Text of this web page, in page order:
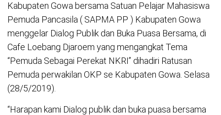
Kabupaten Gowa bersama Satuan Pelajar Mahasiswa
Pemuda Pancasila ( SAPMA PP ) Kabupaten Gowa
menggelar Dialog Publik dan Buka Puasa Bersama, di
Cafe Loebang Djaroem yang mengangkat Tema
“Pemuda Sebagai Perekat NKRI” dihadiri Ratusan
Pemuda perwakilan OKP se Kabupaten Gowa. Selasa
(28/5/2019).
“Harapan kami Dialog publik dan buka puasa bersama